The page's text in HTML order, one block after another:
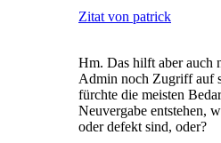
Zitat von patrick
Hm. Das hilft aber auch
Admin noch Zugriff auf
fürchte die meisten
Neuvergabe entstehen,
oder defekt sind, oder?